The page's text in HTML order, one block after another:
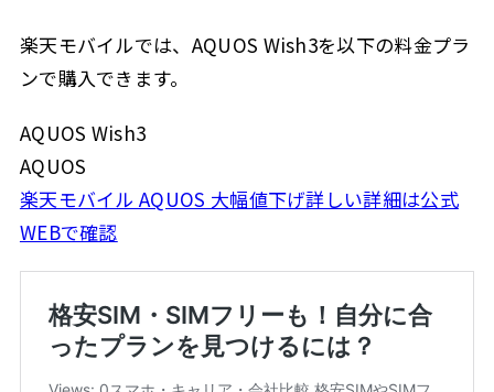
楽天モバイルでは、AQUOS Wish3を以下の料金プラ
ンで購入できます。
AQUOS Wish3
AQUOS
楽天モバイル AQUOS 大幅値下げ詳しい詳細は公式
WEBで確認